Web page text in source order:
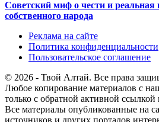
Советский миф о чести и реальная
собственного народа
Реклама на сайте
Политика конфиденциальности
Пользовательское соглашение
© 2026 - Твой Алтай. Все права
Любое копирование материалов с
только с обратной активной ссылкой
Все материалы опубликованные на
источников и других порталов